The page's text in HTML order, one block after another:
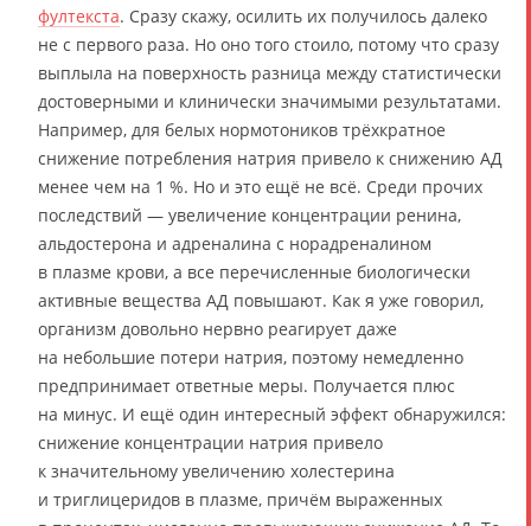
фултекста. Сразу скажу, осилить их получилось далеко
не с первого раза. Но оно того стоило, потому что сразу
выплыла на поверхность разница между статистически
достоверными и клинически значимыми результатами.
Например, для белых нормотоников трёхкратное
снижение потребления натрия привело к снижению АД
менее чем на 1 %. Но и это ещё не всё. Среди прочих
последствий — увеличение концентрации ренина,
альдостерона и адреналина с норадреналином
в плазме крови, а все перечисленные биологически
активные вещества АД повышают. Как я уже говорил,
организм довольно нервно реагирует даже
на небольшие потери натрия, поэтому немедленно
предпринимает ответные меры. Получается плюс
на минус. И ещё один интересный эффект обнаружился:
снижение концентрации натрия привело
к значительному увеличению холестерина
и триглицеридов в плазме, причём выраженных